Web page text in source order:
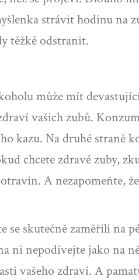
strávit hodinu na
těžké odstranit.
může mít
vašich zubů.
kazu. Na druhé straně
chcete zdravé zuby,
A nezapomeňte,
se skutečně zaměřili
ni nepodívejte jako na
vašeho zdraví. A